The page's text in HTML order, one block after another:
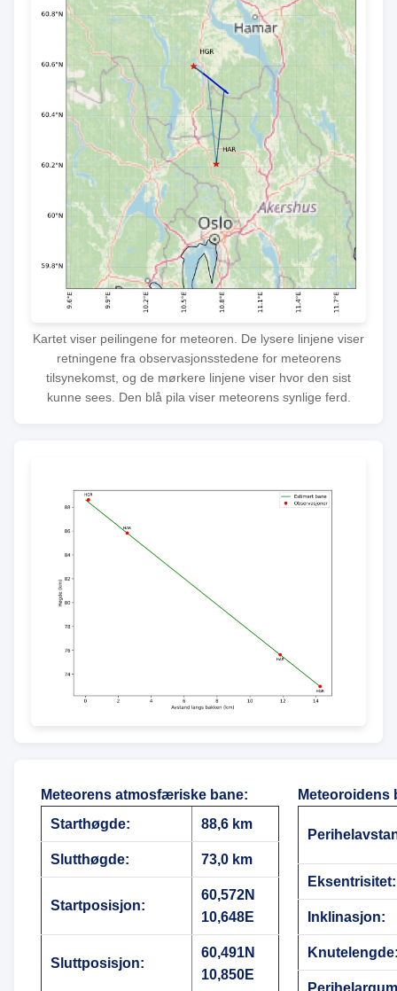
Kartet viser peilingene for meteoren. De lysere linjene viser
retningene fra observasjonsstedene for meteorens
tilsynekomst, og de mørkere linjene viser hvor den sist
kunne sees. Den blå pila viser meteorens synlige ferd.
Meteorens atmosfæriske bane:
Starthøgde:
88,6 km
Slutthøgde: 73,0 km
Startposisjon:
60,572N
10,648E
Sluttposisjon:
60,491N
10,850E
Meteoroidens
Eksentrisitet:
Inklinasjon: